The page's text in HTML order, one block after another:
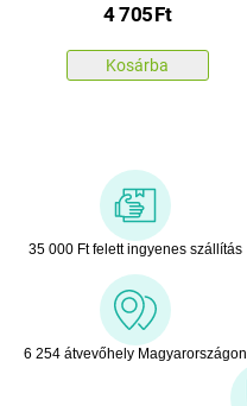
53 x 53 cm, fehér
4 705Ft
Kosárba
35 000 Ft felett ingyenes szállítás
6 254 átvevőhely Magyarországon